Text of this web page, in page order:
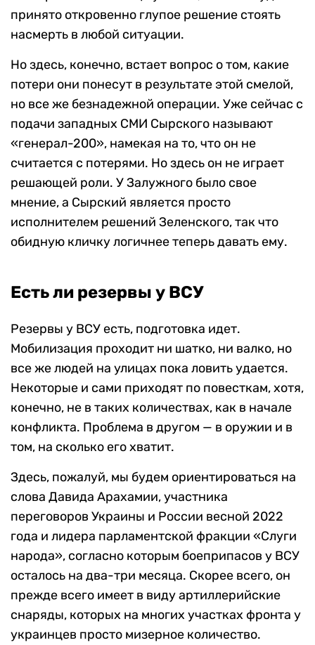
принято откровенно глупое решение стоять
насмерть в любой ситуации.
Но здесь, конечно, встает вопрос о том, какие
потери они понесут в результате этой смелой,
но все же безнадежной операции. Уже сейчас с
подачи западных СМИ Сырского называют
«генерал-200», намекая на то, что он не
считается с потерями. Но здесь он не играет
решающей роли. У Залужного было свое
мнение, а Сырский является просто
исполнителем решений Зеленского, так что
обидную кличку логичнее теперь давать ему.
Есть ли резервы у ВСУ
Резервы у ВСУ есть, подготовка идет.
Мобилизация проходит ни шатко, ни валко, но
все же людей на улицах пока ловить удается.
Некоторые и сами приходят по повесткам, хотя,
конечно, не в таких количествах, как в начале
конфликта. Проблема в другом — в оружии и в
том, на сколько его хватит.
Здесь, пожалуй, мы будем ориентироваться на
слова Давида Арахамии, участника
переговоров Украины и России весной 2022
года и лидера парламентской фракции «Слуги
народа», согласно которым боеприпасов у ВСУ
осталось на два-три месяца. Скорее всего, он
прежде всего имеет в виду артиллерийские
снаряды, которых на многих участках фронта у
украинцев просто мизерное количество.